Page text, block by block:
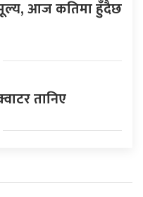
आज कतिमा हुँदैछ
तानिए